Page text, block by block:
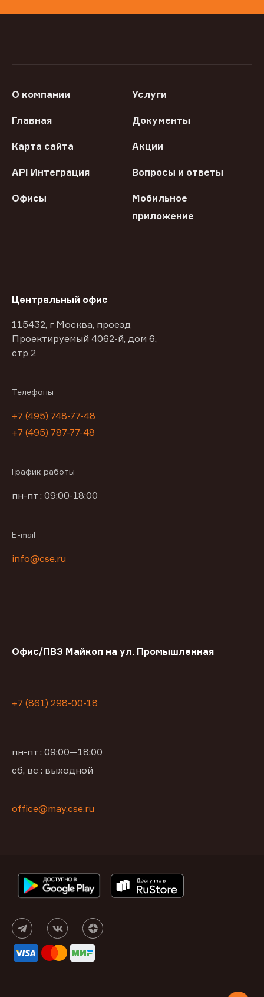
О компании Услуги
Главная Документы
Карта сайта Акции
API Интеграция Вопросы и ответы
Офисы
Мобильное
приложение
Центральный офис
115432, г Москва, проезд
Проектируемый 4062-й, дом 6,
стр 2
Телефоны
+7 (495) 748-77-48
+7 (495) 787-77-48
График работы
пн-пт : 09:00-18:00
E-mail
info@cse.ru
Офис/ПВЗ Майкоп на ул. Промышленная
+7 (861) 298-00-18
пн-пт : 09:00—18:00
сб, вс : выходной
office@may.cse.ru